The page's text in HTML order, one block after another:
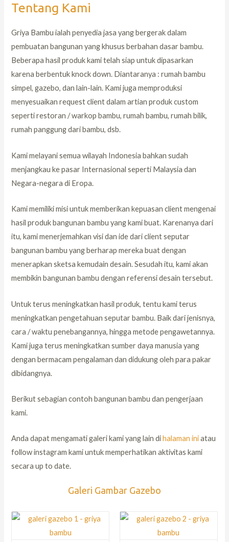
Tentang Kami
Griya Bambu ialah penyedia jasa yang bergerak dalam
pembuatan bangunan yang khusus berbahan dasar bambu.
Beberapa hasil produk kami telah siap untuk dipasarkan
karena berbentuk knock down. Diantaranya : rumah bambu
simpel, gazebo, dan lain-lain. Kami juga memproduksi
menyesuaikan request client dalam artian produk custom
seperti restoran / warkop bambu, rumah bambu, rumah bilik,
rumah panggung dari bambu, dsb.
Kami melayani semua wilayah Indonesia bahkan sudah
menjangkau ke pasar Internasional seperti Malaysia dan
Negara-negara di Eropa.
Kami memiliki misi untuk memberikan kepuasan client mengenai
hasil produk bangunan bambu yang kami buat. Karenanya dari
itu, kami menerjemahkan visi dan ide dari client seputar
bangunan bambu yang berharap mereka buat dengan
menerapkan sketsa kemudain desain. Sesudah itu, kami akan
membikin bangunan bambu dengan referensi desain tersebut.
Untuk terus meningkatkan hasil produk, tentu kami terus
meningkatkan pengetahuan seputar bambu. Baik dari jenisnya,
cara / waktu penebangannya, hingga metode pengawetannya.
Kami juga terus meningkatkan sumber daya manusia yang
dengan bermacam pengalaman dan didukung oleh para pakar
dibidangnya.
Berikut sebagian contoh bangunan bambu dan pengerjaan
kami.
Anda dapat mengamati galeri kami yang lain dihalaman iniatau
follow instagram kami untuk memperhatikan aktivitas kami
secara up to date.
Galeri Gambar Gazebo